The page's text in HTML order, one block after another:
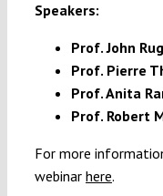
Speakers:
Prof. John
Prof. Pierre
Prof. Anita
Prof. Robert
For more
webinar here.